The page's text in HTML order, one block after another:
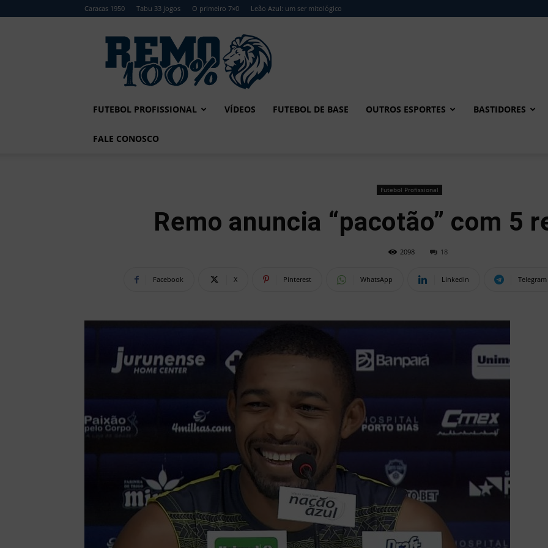
Caracas 1950 Tabu 33 jogos O primeiro 7×0 Leão Azul: um ser mitológico
Remo
FUTEBOL PROFISSIONAL VÍDEOS FUTEBOL DE BASE OUTROS ESPORTES BASTIDORES
FALE CONOSCO
Futebol Profissional
Remo anuncia “pacotão” com 5
2098 18
Facebook X Pinterest WhatsApp Linkedin Telegram